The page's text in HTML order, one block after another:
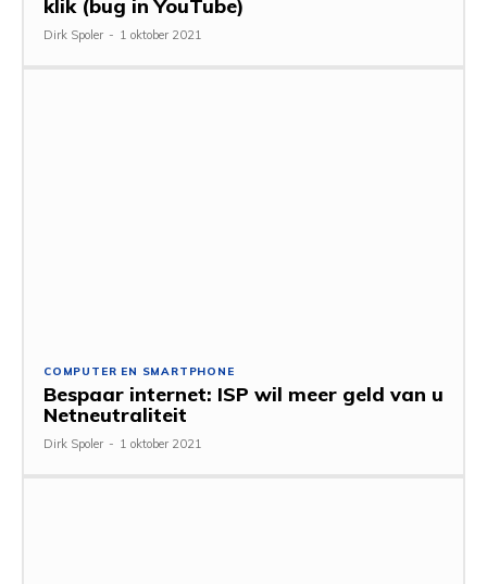
klik (bug in YouTube)
Dirk Spoler - 1 oktober 2021
COMPUTER EN SMARTPHONE
Bespaar internet: ISP wil meer geld van u
Netneutraliteit
Dirk Spoler - 1 oktober 2021